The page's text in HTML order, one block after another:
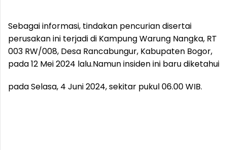
Sebagai informasi, tindakan pencurian disertai
perusakan ini terjadi di Kampung Warung Nangka, RT
003 RW/008, Desa Rancabungur, Kabupaten Bogor,
pada 12 Mei 2024 lalu.Namun insiden ini baru diketahui
pada Selasa, 4 Juni 2024, sekitar pukul 06.00 WIB.